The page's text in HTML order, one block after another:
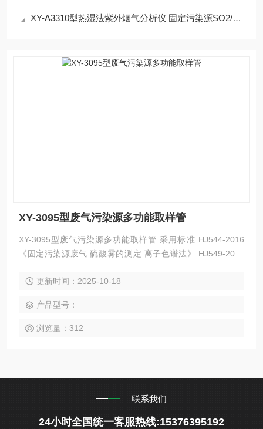
XY-A3310型热湿法紫外烟气分析仪 固定污染源SO2/NOx检测介绍
XY-3095型废气污染源多功能取样管
XY-3095型废气污染源多功能取样管 采用标准 HJ544-2016
《固定污染源废气 硫酸雾的测定 离子色谱法》 HJ549-2016
《固定污染源废气 氟化氢的测定 离子色谱法》(暂行)
更新时间：2025-10-18
产品型号：
浏览量：312
联系我们
24小时全国统一客服热线:15376395192